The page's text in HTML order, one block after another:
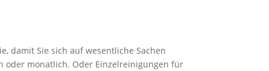
damit Sie sich auf wesentliche Sachen
oder monatlich. Oder Einzelreinigungen für